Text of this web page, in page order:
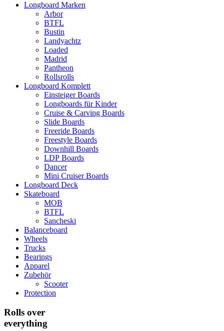
Longboard Marken
Arbor
BTFL
Bustin
Landyachtz
Loaded
Madrid
Pantheon
Rollsrolls
Longboard Komplett
Einsteiger Boards
Longboards für Kinder
Cruise & Carving Boards
Slide Boards
Freeride Boards
Freestyle Boards
Downhill Boards
LDP Boards
Dancer
Mini Cruiser Boards
Longboard Deck
Skateboard
MOB
BTFL
Sancheski
Balanceboard
Wheels
Trucks
Bearings
Apparel
Zubehör
Scooter
Protection
Rolls over
everything